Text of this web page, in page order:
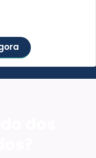
dos